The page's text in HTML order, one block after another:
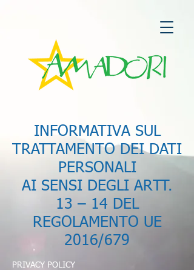
INFORMATIVA SUL
TRATTAMENTO DEI DATI
PERSONALI
AI SENSI DEGLI ARTT.
13 – 14 DEL
REGOLAMENTO UE
2016/679
PRIVACY POLICY